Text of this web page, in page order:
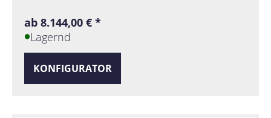
ab 8.144,00 € *
Lagernd
KONFIGURATOR